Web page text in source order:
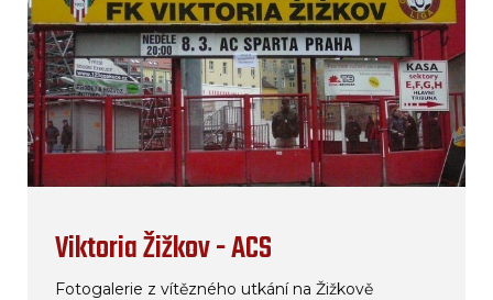
Viktoria Žižkov - ACS
Fotogalerie z vítězného utkání na Žižkově